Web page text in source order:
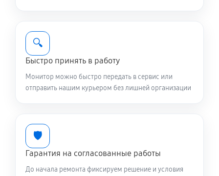
🔍
Быстро принять в работу
Монитор можно быстро передать в сервис или
отправить нашим курьером без лишней организации
🛡️
Гарантия на согласованные работы
До начала ремонта фиксируем решение и условия